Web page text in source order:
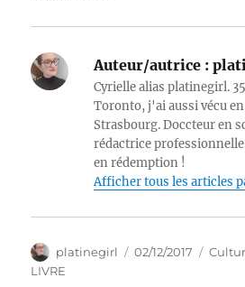
Auteur/autrice :
Cyrielle alias platinegirl.
Toronto, j'ai aussi vécu
Strasbourg. Doccteur en
rédactrice
en rédemption !
Afficher tous les articles
Auteur
platinegirl
Publié
02/12/2017
LIVRE